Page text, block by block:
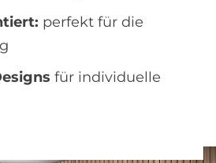
perfekt für die
für individuelle